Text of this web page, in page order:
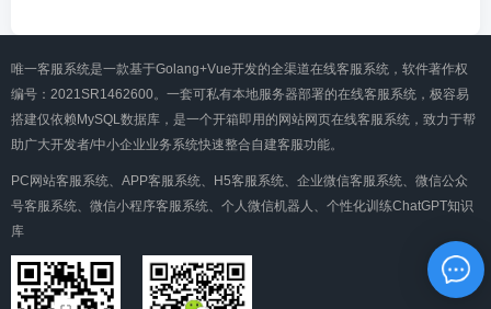
唯一客服系统是一款基于Golang+Vue开发的全渠道在线客服系统，软件著作权
编号：2021SR1462600。一套可私有本地服务器部署的在线客服系统，极容易
搭建仅依赖MySQL数据库，是一个开箱即用的网站网页在线客服系统，致力于帮
助广大开发者/中小企业业务系统快速整合自建客服功能。
PC网站客服系统、APP客服系统、H5客服系统、企业微信客服系统、微信公众
号客服系统、微信小程序客服系统、个人微信机器人、个性化训练ChatGPT知识
库